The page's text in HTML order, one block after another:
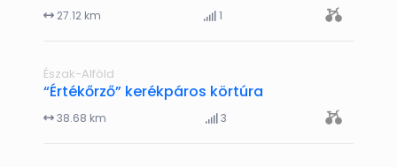
27.12 km 1
Észak-Alföld
“Értékőrző” kerékpáros körtúra
38.68 km 3